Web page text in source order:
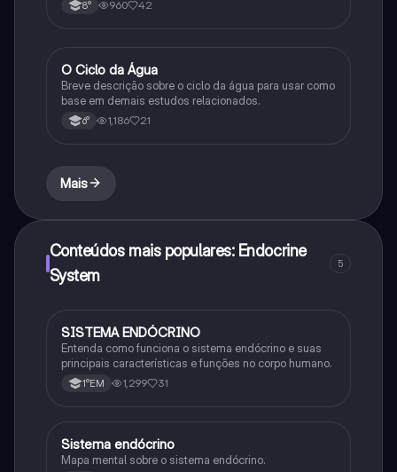
8° 960 42
Química
O Ciclo da Água
Breve descrição sobre o ciclo da água para usar como
base em demais estudos relacionados.
6° 1,186 21
Mais
Conteúdos mais populares: Endocrine
System
5
Biologia
SISTEMA ENDÓCRINO
Entenda como funciona o sistema endócrino e suas
principais características e funções no corpo humano.
1°EM 1,299 31
Ciência
Sistema endócrino
Mapa mental sobre o sistema endócrino.